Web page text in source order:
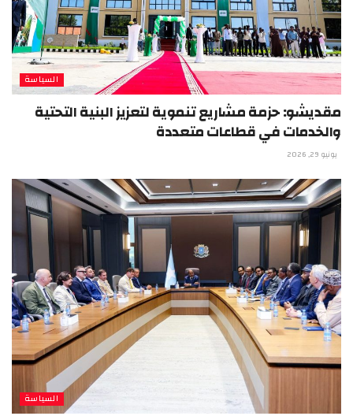
السياسة
مقديشو: حزمة مشاريع تنموية لتعزيز البنية التحتية
والخدمات في قطاعات متعددة
يونيو 29, 2026
السياسة